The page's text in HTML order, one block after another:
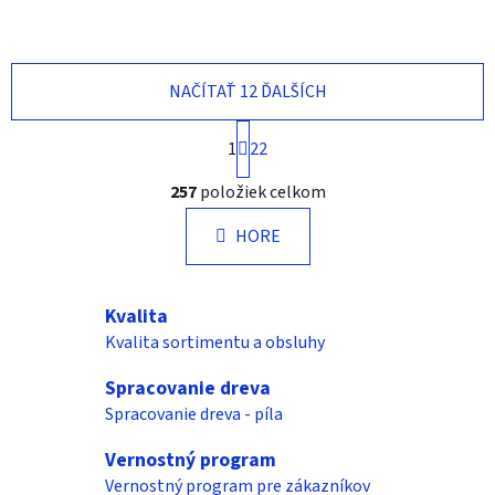
O
v
l
á
d
i
p
r
k
NAČÍTAŤ 12 ĎALŠÍCH
S
t
r
á
n
k
i
1
22
257položiek celkom
HORE
Kvalita
Kvalita sortimentu a obsluhy
Spracovanie dreva
Spracovanie dreva - píla
Vernostný program
Vernostný program pre zákazníkov